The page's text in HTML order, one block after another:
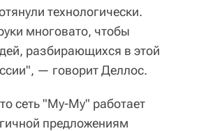
технологически.
многовато, чтобы
разбирающихся в этой
— говорит Деллос.
сеть "Му-Му" работает
предложениям